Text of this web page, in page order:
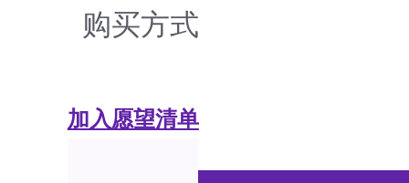
购买方式
加入愿望清单